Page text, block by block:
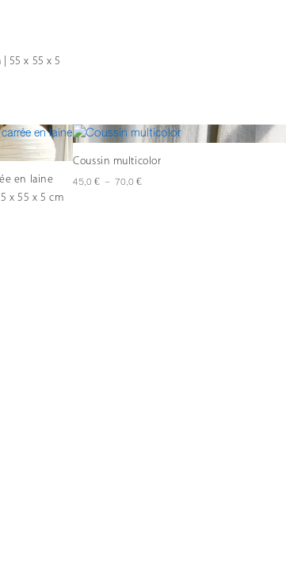
| 55 x 55 x 5
en laine
x 55 x 5 cm
Coussin multicolor
45,0€ – 70,0€